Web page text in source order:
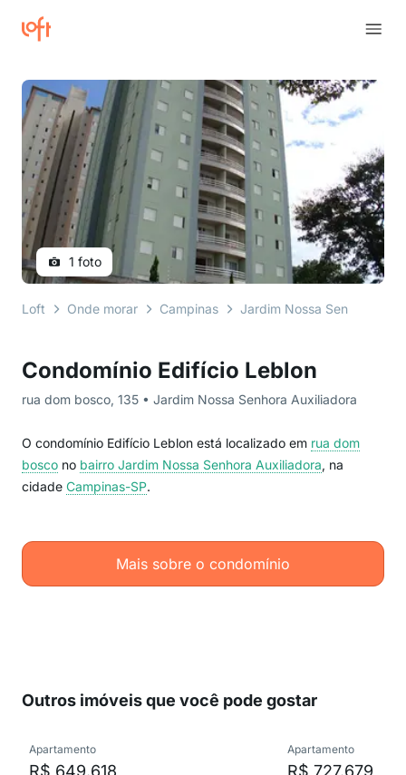
Condomínio Edifício Leblon
rua dom bosco, 135 • Jardim Nossa Senhora Auxiliadora
O condomínio Edifício Leblon está localizado em rua dom
bosco no bairro Jardim Nossa Senhora Auxiliadora, na
cidade Campinas-SP.
Mais sobre o condomínio
1 foto
Loft Onde morar Campinas Jardim Nossa Senhora
Outros imóveis que você pode gostar
Apartamento
R$ 649.618
Apartamento
R$ 727.679